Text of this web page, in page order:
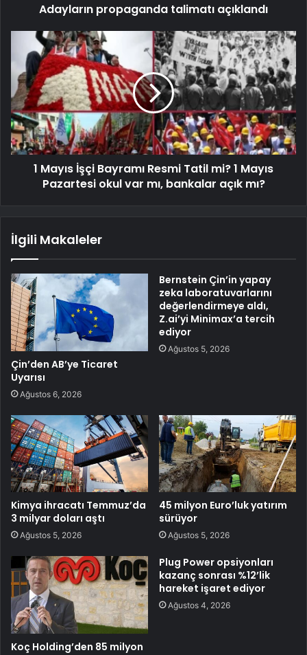
Adayların propaganda talimatı açıklandı
1 Mayıs İşçi Bayramı Resmi Tatil mi? 1 Mayıs
Pazartesi okul var mı, bankalar açık mı?
İlgili Makaleler
Çin’den AB’ye Ticaret
Uyarısı
Ağustos 6, 2026
Bernstein Çin’in yapay
zeka laboratuvarlarını
değerlendirmeye aldı,
Z.ai’yi Minimax’a tercih
ediyor
Ağustos 5, 2026
Kimya ihracatı Temmuz’da
3 milyar doları aştı
Ağustos 5, 2026
45 milyon Euro’luk yatırım
sürüyor
Ağustos 5, 2026
Koç Holding’den 85 milyon
Plug Power opsiyonları
kazanç sonrası %12’lik
hareket işaret ediyor
Ağustos 4, 2026